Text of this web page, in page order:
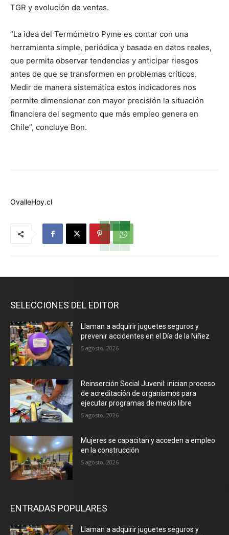
TGR y evolución de ventas.
“La idea del Termómetro Pyme es contar con una
herramienta simple, periódica y basada en datos reales,
que permita observar tendencias y anticipar riesgos
antes de que se transformen en problemas críticos.
Medir de manera sistemática estos indicadores nos
permite dimensionar con mayor precisión la situación
financiera del segmento que más empleo genera en
Chile”, concluye Bon.
OvalleHoy.cl
SELECCIONES DEL EDITOR
Llaman a adquirir juguetes seguros y
prevenir accidentes en el Día de la Niñez
5 agosto, 2026
Reinserción Social Juvenil: inician proceso
de acreditación de organismos para
ejecutar programas de medio libre
5 agosto, 2026
Mujeres se capacitan y acceden a empleo
en la construcción
5 agosto, 2026
ENTRADAS POPULARES
Llaman a adquirir juguetes seguros y